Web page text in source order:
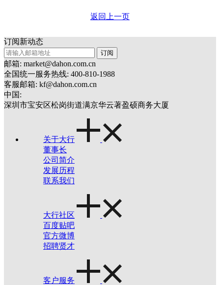
返回上一页
订阅新动态
订阅
邮箱: market@dahon.com.cn
全国统一服务热线: 400-810-1988
客服邮箱: kf@dahon.com.cn
中国:
深圳市宝安区松岗街道满京华云著盈硕商务大厦
关于大行
董事长
公司简介
发展历程
联系我们
大行社区
百度贴吧
官方微博
招聘贤才
客户服务